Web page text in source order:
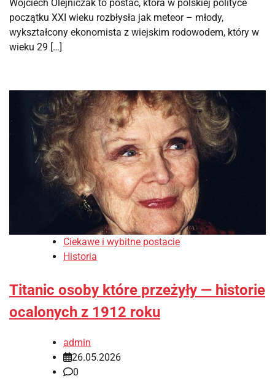
Wojciech Olejniczak to postać, która w polskiej polityce
początku XXI wieku rozbłysła jak meteor – młody,
wykształcony ekonomista z wiejskim rodowodem, który w
wieku 29 […]
Ciekawe i wybitne postacie
Historia
Titanic osoby które przeżyły — historie
ocalonych z 1912 roku
admin
26.05.2026
0